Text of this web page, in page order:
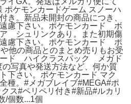
ポケモンカードゲーム スノーハ
き。新品未開封の商品につき、
慮下さい。ポケモンカード ボ
シュリンクあり。また初期傷
慮下さい。ポケモンカード ポ
他の商品とのまとめ売りもお受
ード ハイクラスパック メガド
写真や発送方法など、何か質
下さい。ポケモンカード マク
種。#メガブレイブ#MEGA#ポ
ス#ペリペリ付き#新品#ルカリ
/個数...1個